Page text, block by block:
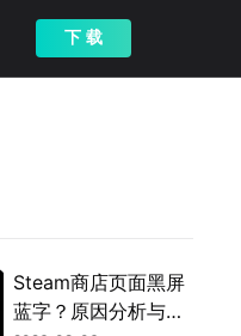
下 载
Steam商店页面黑屏
蓝字？原因分析与解